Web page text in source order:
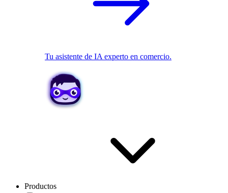
Tu asistente de IA experto en comercio.
Productos